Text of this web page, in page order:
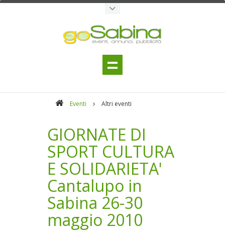
Eventi Altri eventi
GIORNATE DI
SPORT CULTURA
E SOLIDARIETA'
Cantalupo in
Sabina 26-30
maggio 2010